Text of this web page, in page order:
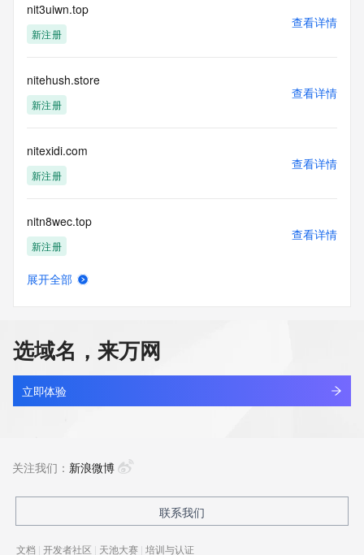
nit3uiwn.top
新注册
查看详情
nitehush.store
新注册
查看详情
nitexidi.com
新注册
查看详情
nitn8wec.top
新注册
查看详情
nitrogensystem.com
新注册
查看详情
最近查询
展开全部
选域名，来万网
立即体验
关注我们： 新浪微博
联系我们
文档 | 开发者社区 | 天池大赛 | 培训与认证